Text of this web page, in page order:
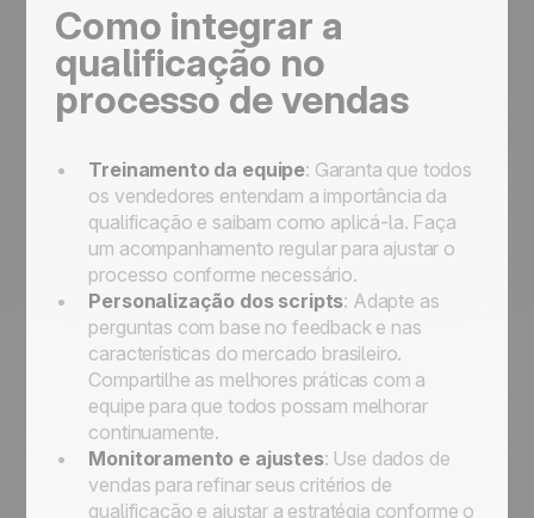
Como integrar a
qualificação no
processo de vendas
Treinamento da equipe: Garanta que todos
os vendedores entendam a importância da
qualificação e saibam como aplicá-la. Faça
um acompanhamento regular para ajustar o
processo conforme necessário.
Personalização dos scripts: Adapte as
perguntas com base no feedback e nas
características do mercado brasileiro.
Compartilhe as melhores práticas com a
equipe para que todos possam melhorar
continuamente.
Monitoramento e ajustes: Use dados de
vendas para refinar seus critérios de
qualificação e ajustar a estratégia conforme o